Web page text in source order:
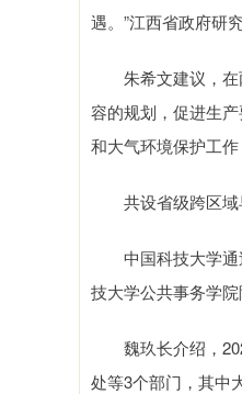
遇。”江西省政府研
朱希文建议，在
容的规划，促进生
和大气环境保护工
共设省级跨区域
中国科技大学通
技大学公共事务学院
魏玖长介绍，
处等3个部门，其中